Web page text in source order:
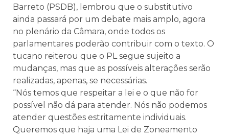
Barreto (PSDB), lembrou que o substitutivo
ainda passará por um debate mais amplo, agora
no plenário da Câmara, onde todos os
parlamentares poderão contribuir com o texto. O
tucano reiterou que o PL segue sujeito a
mudanças, mas que as possíveis alterações serão
realizadas, apenas, se necessárias.
“Nós temos que respeitar a lei e o que não for
possível não dá para atender. Nós não podemos
atender questões estritamente individuais.
Queremos que haja uma Lei de Zoneamento